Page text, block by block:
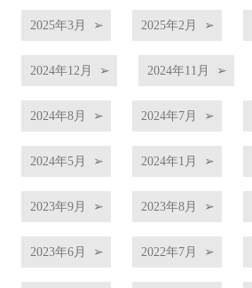
2025年3月 2025年2月
2024年12月 2024年11月
2024年8月 2024年7月
2024年5月 2024年1月
2023年9月 2023年8月
2023年6月 2022年7月